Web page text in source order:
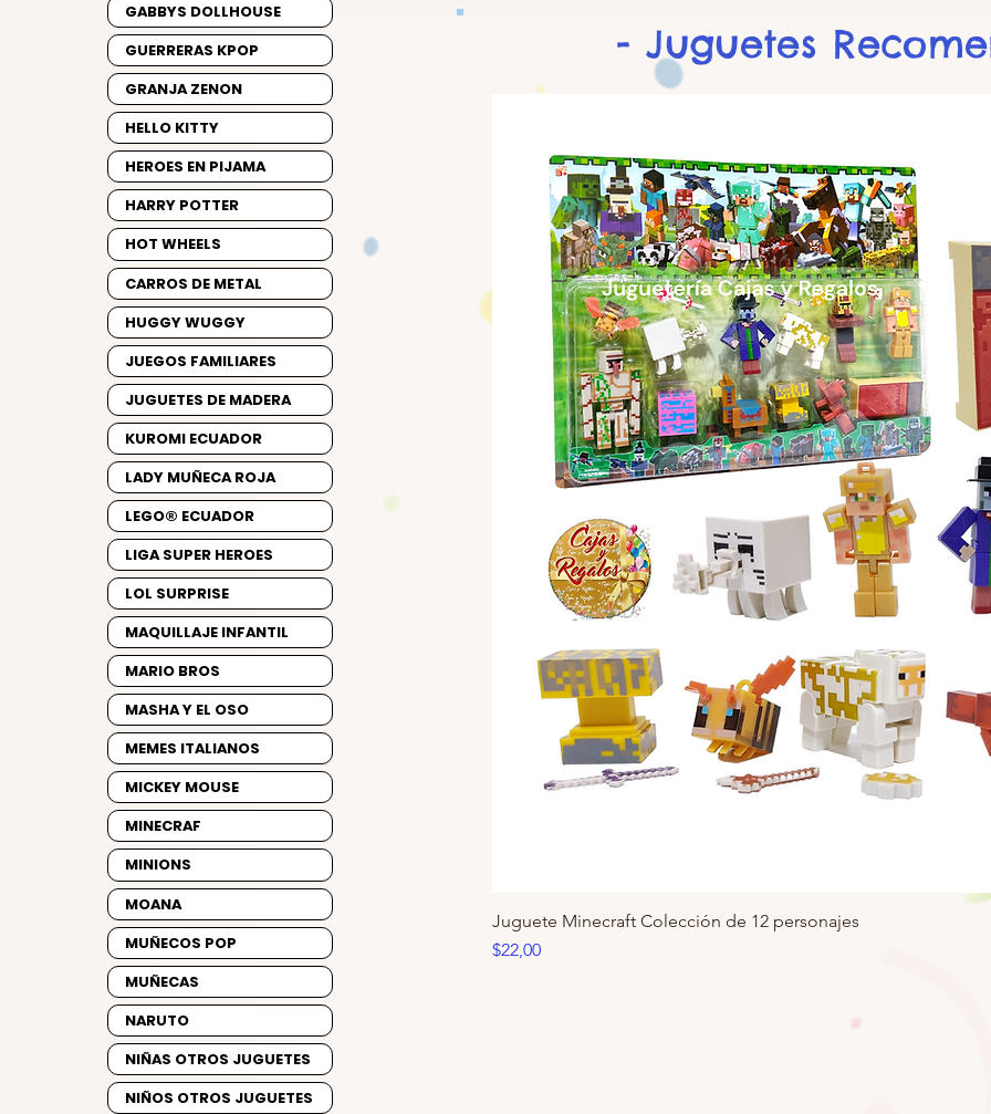
Juguete Minecraft Colección de 12 personajes
Precio
$22,00
- Juguetes
GABBYS DOLLHOUSE
GUERRERAS KPOP
GRANJA ZENON
HELLO KITTY
HEROES EN PIJAMA
HARRY POTTER
HOT WHEELS
CARROS DE METAL
HUGGY WUGGY
JUEGOS FAMILIARES
JUGUETES DE MADERA
KUROMI ECUADOR
LADY MUÑECA ROJA
LEGO® ECUADOR
LIGA SUPER HEROES
LOL SURPRISE
MAQUILLAJE INFANTIL
MARIO BROS
MASHA Y EL OSO
MEMES ITALIANOS
MICKEY MOUSE
MINECRAF
MINIONS
MOANA
MUÑECOS POP
MUÑECAS
NARUTO
NIÑAS OTROS JUGUETES
NIÑOS OTROS JUGUETES